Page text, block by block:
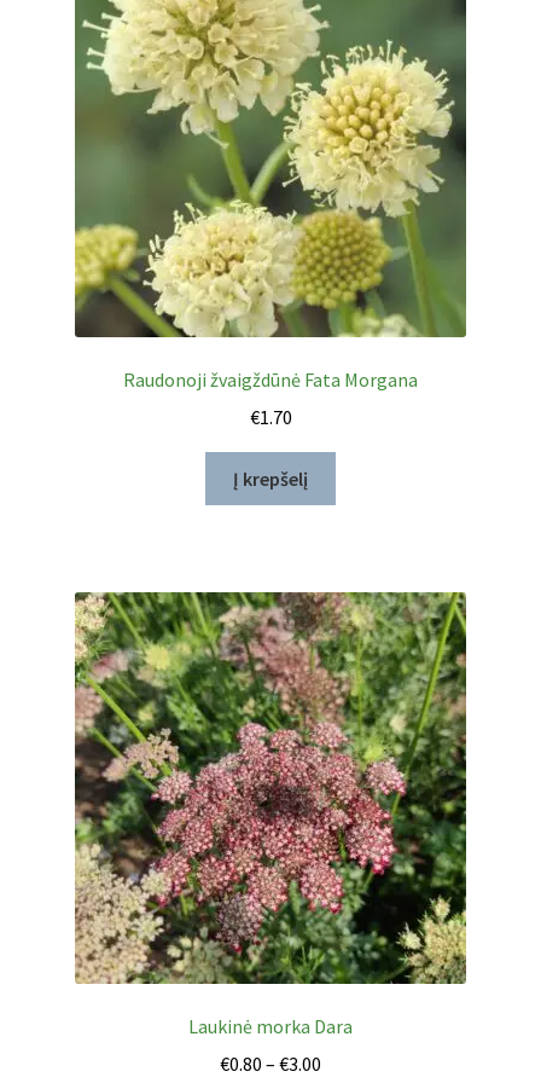
Raudonoji žvaigždūnė Fata Morgana
€1.70
Į krepšelį
Laukinė morka Dara
€0.80 – €3.00